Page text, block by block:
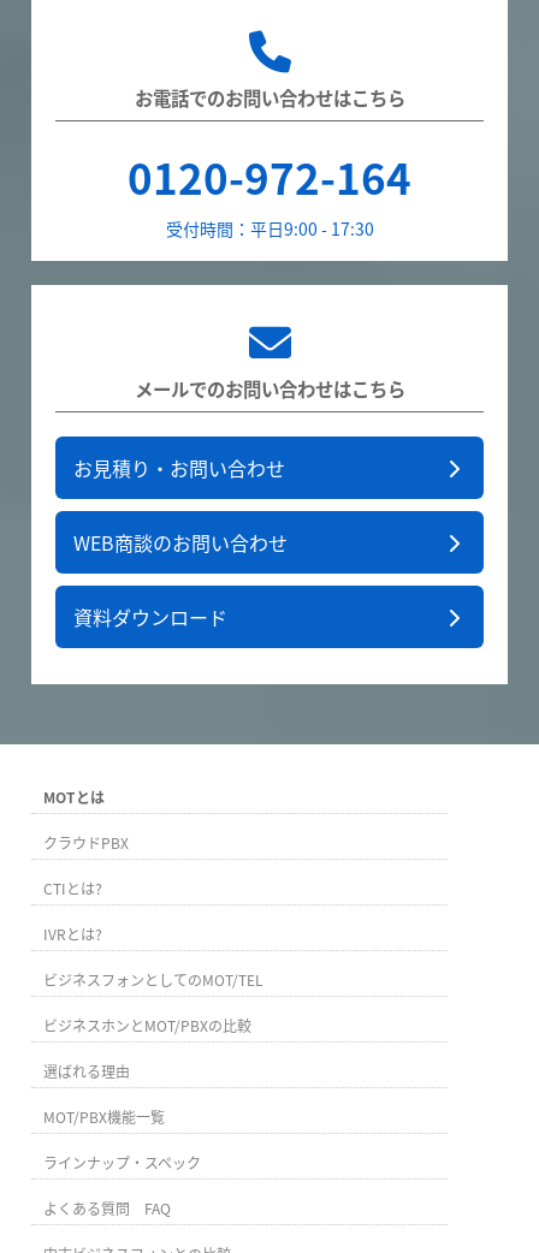
お電話でのお問い合わせはこちら
0120-972-164
受付時間：平日9:00 - 17:30
メールでのお問い合わせはこちら
お見積り・お問い合わせ
WEB商談のお問い合わせ
資料ダウンロード
MOTとは
クラウドPBX
CTIとは?
IVRとは?
ビジネスフォンとしてのMOT/TEL
ビジネスホンとMOT/PBXの比較
選ばれる理由
MOT/PBX機能一覧
ラインナップ・スペック
よくある質問 FAQ